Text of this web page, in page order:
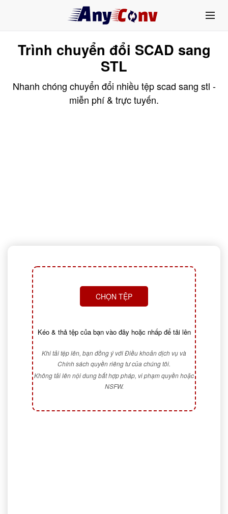
Trình chuyển đổi SCAD sang
STL
Nhanh chóng chuyển đổi nhiều tệp scad sang stl -
miễn phí & trực tuyến.
CHỌN TỆP
Kéo & thả tệp của bạn vào đây hoặc nhấp để tải lên
Khi tải tệp lên, bạn đồng ý với Điều khoản dịch vụ và
Chính sách quyền riêng tư của chúng tôi.
Không tải lên nội dung bất hợp pháp, vi phạm quyền hoặc
NSFW.